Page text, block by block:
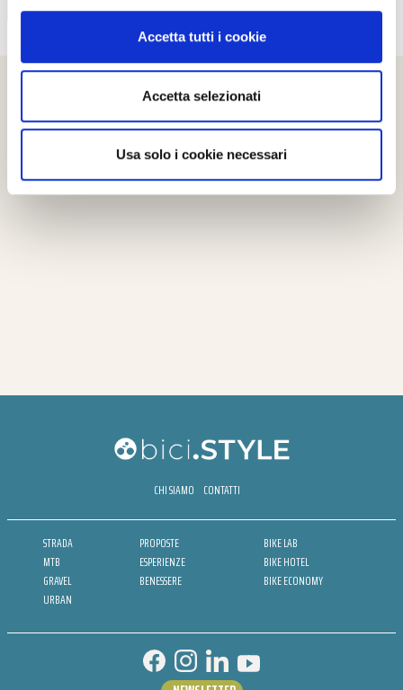
Accetta tutti i cookie
Accetta selezionati
Usa solo i cookie necessari
CHI SIAMO CONTATTI
STRADA
MTB
GRAVEL
URBAN
PROPOSTE
ESPERIENZE
BENESSERE
BIKE LAB
BIKE HOTEL
BIKE ECONOMY